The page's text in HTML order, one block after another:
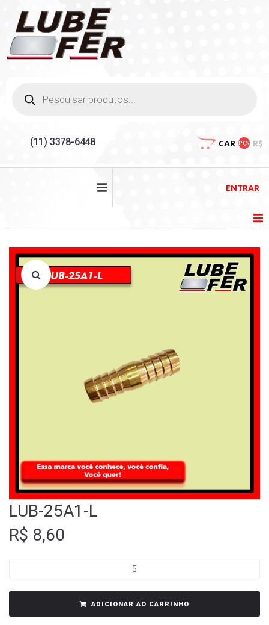
(11) 3378-6448 CAR PÇS R$
LOJA
ENTRAR
LUB-25A1-L
R$ 8,60
ADICIONAR AO CARRINHO